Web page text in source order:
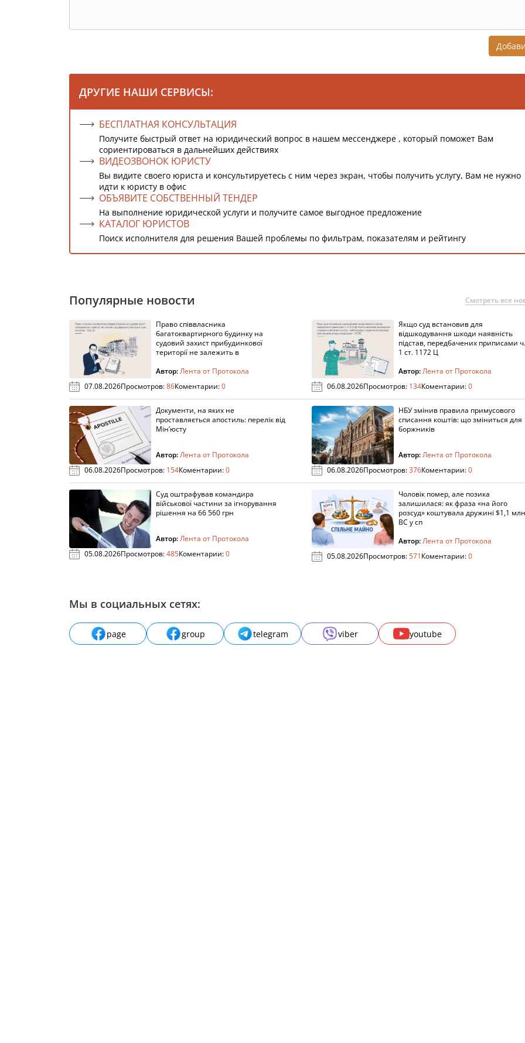
ДРУГИЕ НАШИ СЕРВИСЫ:
БЕСПЛАТНАЯ КОНСУЛЬТАЦИЯ
Получите быстрый ответ на юридический вопрос в нашем мессенджере , который поможет Вам
сориентироваться в дальнейших действиях
ВИДЕОЗВОНОК ЮРИСТУ
Вы видите своего юриста и консультируетесь с ним через экран, чтобы получить услугу, Вам не нужно
идти к юристу в офис
ОБЪЯВИТЕ СОБСТВЕННЫЙ ТЕНДЕР
На выполнение юридической услуги и получите самое выгодное предложение
КАТАЛОГ ЮРИСТОВ
Поиск исполнителя для решения Вашей проблемы по фильтрам, показателям и рейтингу
Популярные новости Смотреть все
Право співвласника
багатоквартирного будинку на
судовий захист прибудинкової
території не залежить в
Автор:Лента от Протокола
07.08.2026Просмотров:86Коментарии:0
Якщо суд встановив для
відшкодування шкоди наявність
підстав, передбачених приписами ч.
1 ст. 1172 Ц
Автор:Лента от Протокола
06.08.2026Просмотров: 134Коментарии:0
Документи, на яких не
проставляється апостиль: перелік від
Мін’юсту
Автор:Лента от Протокола
06.08.2026Просмотров: 154Коментарии:0
НБУ змінив правила примусового
списання коштів: що зміниться для
боржників
Автор:Лента от Протокола
06.08.2026Просмотров:376Коментарии:0
Суд оштрафував командира
військової частини за ігнорування
рішення на 66 560 грн
Автор:Лента от Протокола
05.08.2026Просмотров:485Коментарии:0
Чоловік помер, але позика
залишилася: як фраза «на його
розсуд» коштувала дружині $1,1
ВС у сп
Автор:Лента от Протокола
05.08.2026Просмотров:571Коментарии:0
Мы в социальных сетях:
page group telegram viber youtube